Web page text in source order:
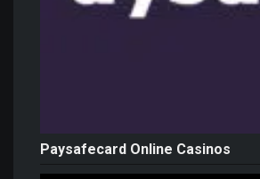
Paysafecard Online Casinos